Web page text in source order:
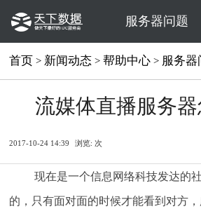
服务器问题
首页 > 新闻动态 >帮助中心 > 服务器
流媒体直播服务
2017-10-24 14:39 浏览: 次
现在是一个信息网络科技发达的
的，只有面对面的时候才能看到对方